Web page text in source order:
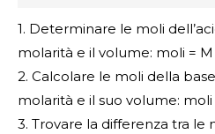
1. Determinare le moli
molarità e il volume: moli = M
2. Calcolare le moli della
molarità e il suo volume: moli
3. Trovare la differenza tra le